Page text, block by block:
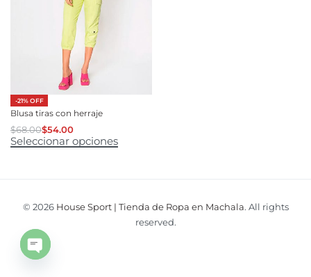
-21% OFF
Blusa tiras con herraje
$68.00$54.00
Seleccionar opciones
© 2026 House Sport | Tienda de Ropa en Machala. All rights
reserved.
Open